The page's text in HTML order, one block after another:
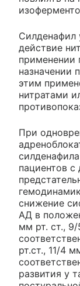
Силденафил
действие
применении
назначении
этим
нитратами
При
пациентов с
снижение
АД в
мм рт. ст.,
рт.ст., 11/4
развития у